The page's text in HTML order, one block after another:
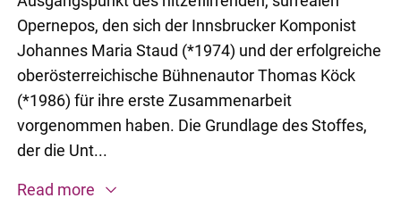
Opernepos, den sich der Innsbrucker Komponist
Johannes Maria Staud (*1974) und der erfolgreiche
oberösterreichische Bühnenautor Thomas Köck
(*1986) für ihre erste Zusammenarbeit
vorgenommen haben. Die Grundlage des Stoffes,
der die Unt...
Read more